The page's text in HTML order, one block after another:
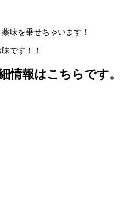
味を乗せちゃいます！
です！！
情報はこちらです。